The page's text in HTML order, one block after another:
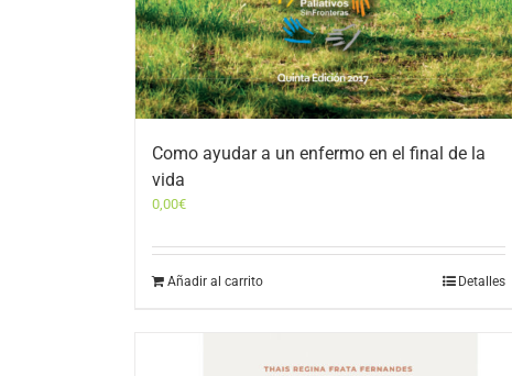
Como ayudar a un enfermo en el final de la
vida
0,00€
Añadir al carrito Detalles